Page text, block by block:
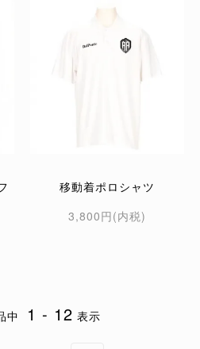
移動着ポロシャツ
3,800円(内税)
中 1 - 12 表示